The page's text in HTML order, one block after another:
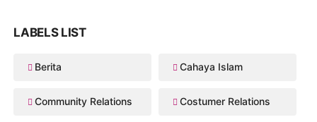
LABELS LIST
Berita Cahaya Islam
Community Relations Costumer Relations